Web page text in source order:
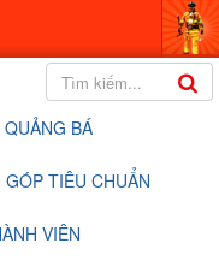
BÁ
TIÊU CHUẨN
VIÊN